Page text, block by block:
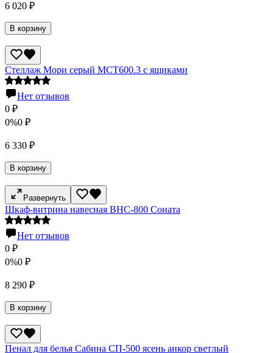
6 020 ₽
В корзину
Стеллаж Мори серый МСТ600.3 с ящиками
Нет отзывов
0 ₽
0%0 ₽
6 330 ₽
В корзину
Развернуть
Шкаф-витрина навесная ВНС-800 Соната
Нет отзывов
0 ₽
0%0 ₽
8 290 ₽
В корзину
Пенал для белья Сабина СП-500 ясень анкор светлый